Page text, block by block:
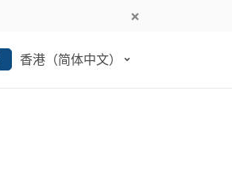
香港（简体中文）